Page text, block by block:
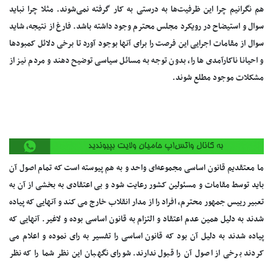
هم نگرانیم چرا این ظرفیت‌ها به درستی به کار گرفته نمی‌شوند. مثلا چرا نباید
سوال و استیضاح در رویکرد مجلس محترم وجود داشته باشد. فارغ از نتیجه، شاید
سوال از مقامات اجرایی این فرصت را برای آنها بوجود آورد تا برخی دلائل کمبودها
و احیانا ناکارآمدی‌ ‌ها را، بدون توجه به مسائل سیاسی توضیح دهند و مردم نیز از
مشکلات موجود مطلع شوند.
ما معتقدیم قانون اساسی مجموعه‌ای واحد و به هم پیوسته است که تمام اصول آن
باید توسط مقامات و مسئولین کشور رعایت شود و بی اعتقادی به بخشی از آن به
تعبیر رییس جمهور محترم، افراد را از مدار انقلاب خارج می کند و آنهایی که پیاده
شدند به دلیل همین عدم اعتقاد و التزام به قانون اساسی بوده و لاغیر. آنهایی که
پیاده شدند به دلیل آن بود که قانون اساسی را تفسیر به رای نموده و اعلام می
کردند برخی از اصول آن را قبول ندارند. شورای نگهبان این نظر شما را که نظر